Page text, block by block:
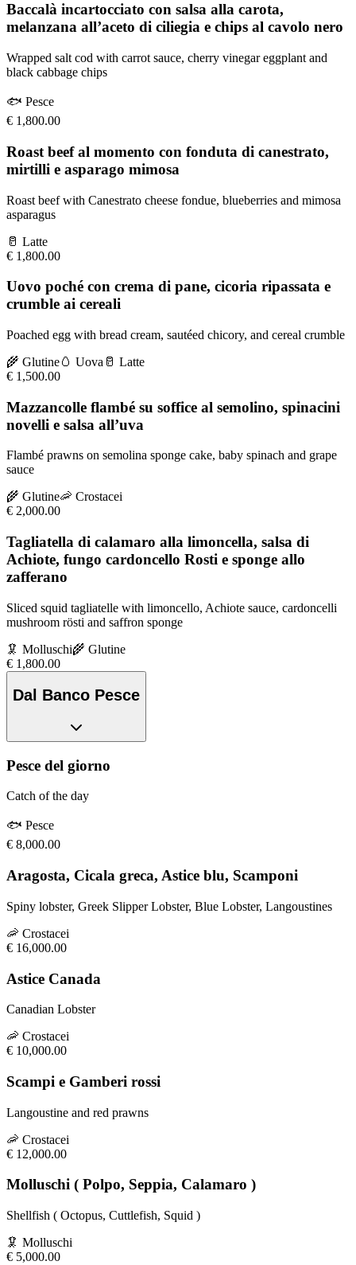
Baccalà incartocciato con salsa alla carota,
melanzana all’aceto di ciliegia e chips al cavolo nero
Wrapped salt cod with carrot sauce, cherry vinegar eggplant and
black cabbage chips
🐟 Pesce
€ 1,800.00
Roast beef al momento con fonduta di canestrato,
mirtilli e asparago mimosa
Roast beef with Canestrato cheese fondue, blueberries and mimosa
asparagus
🥛 Latte
€ 1,800.00
Uovo poché con crema di pane, cicoria ripassata e
crumble ai cereali
Poached egg with bread cream, sautéed chicory, and cereal crumble
🌾 Glutine🥚 Uova 🥛 Latte
€ 1,500.00
Mazzancolle flambé su soffice al semolino, spinacini
novelli e salsa all’uva
Flambé prawns on semolina sponge cake, baby spinach and grape
sauce
🌾 Glutine🦐 Crostacei
€ 2,000.00
Tagliatella di calamaro alla limoncella, salsa di
Achiote, fungo cardoncello Rosti e sponge allo
zafferano
Sliced squid tagliatelle with limoncello, Achiote sauce, cardoncelli
mushroom rösti and saffron sponge
🦑 Molluschi🌾 Glutine
€ 1,800.00
Dal Banco Pesce
Pesce del giorno
Catch of the day
🐟 Pesce
€ 8,000.00
Aragosta, Cicala greca, Astice blu, Scamponi
Spiny lobster, Greek Slipper Lobster, Blue Lobster, Langoustines
🦐 Crostacei
€ 16,000.00
Astice Canada
Canadian Lobster
🦐 Crostacei
€ 10,000.00
Scampi e Gamberi rossi
Langoustine and red prawns
🦐 Crostacei
€ 12,000.00
Molluschi ( Polpo, Seppia, Calamaro )
Shellfish ( Octopus, Cuttlefish, Squid )
🦑 Molluschi
€ 5,000.00